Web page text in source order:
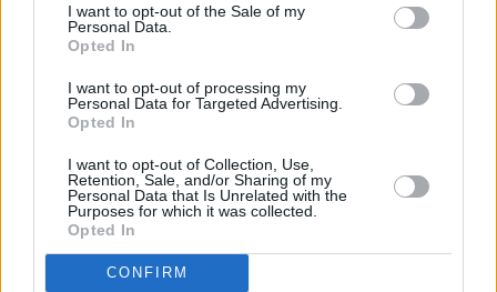
I want to opt-out of the Sale of my
Personal Data.
Opted In
I want to opt-out of processing my
Personal Data for Targeted Advertising.
Opted In
I want to opt-out of Collection, Use,
Retention, Sale, and/or Sharing of my
Personal Data that Is Unrelated with the
Purposes for which it was collected.
Opted In
CONFIRM
Adel verpflichtet (
Serie Anwaltsserie
Übersicht
Felix hilft seinem Freund Vanderheiden, einen Adelstitel zu ergattern.
Das Anwalt-Duo Edel und Starck ist ungleich und doch ein Dream-
Details